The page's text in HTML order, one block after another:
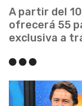
A partir del
ofrecerá 55
exclusiva a